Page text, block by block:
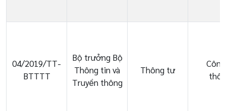
04/2019/TT-
BTTTT
Bộ trưởng Bộ
Thông tin và
Truyền thông
Thông tư